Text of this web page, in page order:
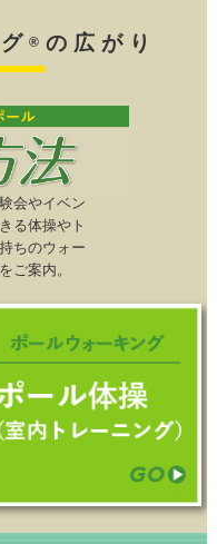
® の広がり
会やイベン
る体操やト
ちのウォー
ご案内。